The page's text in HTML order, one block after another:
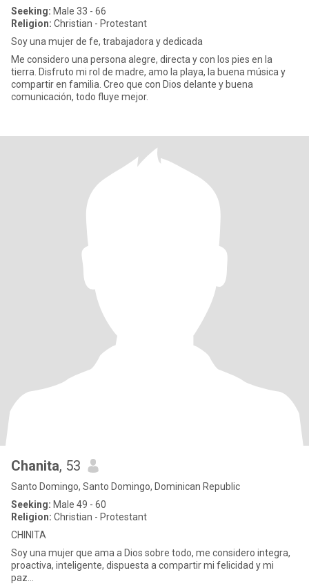
Seeking: Male 33 - 66
Religion: Christian - Protestant
Soy una mujer de fe, trabajadora y dedicada
Me considero una persona alegre, directa y con los pies en la
tierra. Disfruto mi rol de madre, amo la playa, la buena música y
compartir en familia. Creo que con Dios delante y buena
comunicación, todo fluye mejor.
Chanita, 53
Santo Domingo, Santo Domingo, Dominican Republic
Seeking: Male 49 - 60
Religion: Christian - Protestant
CHINITA
Soy una mujer que ama a Dios sobre todo, me considero integra,
proactiva, inteligente, dispuesta a compartir mi felicidad y mi
paz...